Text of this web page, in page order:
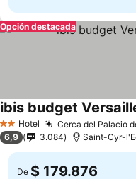
Opción destacada
2 Estrellas
Hotel Cerca del Palacio
ibis budget
6,9 3.084 Saint-Cyr-
De $ 179.876